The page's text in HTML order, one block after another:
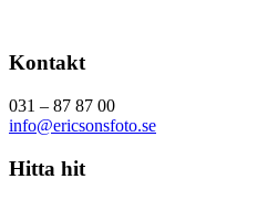
Kontakt
031 – 87 87 00
info@ericsonsfoto.se
Hitta hit